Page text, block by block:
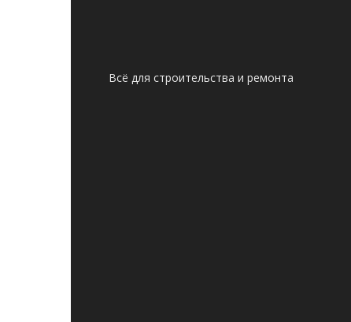
Всё для строительства и ремонта